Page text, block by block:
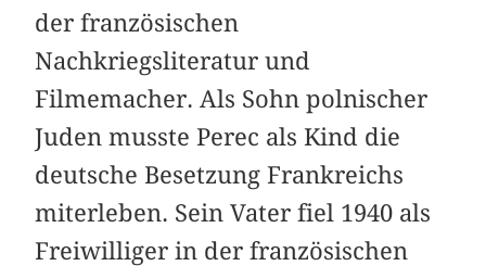
der französischen
Nachkriegsliteratur und
Filmemacher. Als Sohn polnischer
Juden musste Perec als Kind die
deutsche Besetzung Frankreichs
miterleben. Sein Vater fiel 1940 als
Freiwilliger in der französischen